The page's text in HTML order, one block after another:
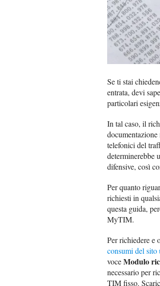
Se ti stai
entrata, devi
particolari
In tal caso, il
documentazione
telefonici del
determinerebbe
difensive, così
Per quanto
richiesti in
questa guida,
MyTIM.
Per richiedere e
consumi del
voceModulo
necessario per
TIM fisso.